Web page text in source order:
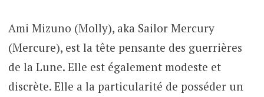
Ami Mizuno (Molly), aka Sailor Mercury
(Mercure), est la tête pensante des guerrières
de la Lune. Elle est également modeste et
discrète. Elle a la particularité de posséder un